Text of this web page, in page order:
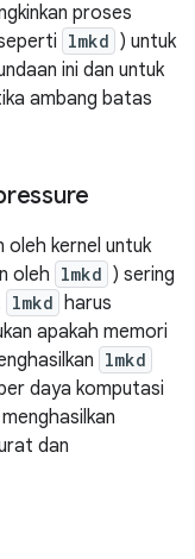
proses
lmkd ) untuk
ini dan untuk
ambang batas
oleh kernel untuk
oleh lmkd ) sering
lmkd harus
apakah memori
lmkd
daya komputasi
dan